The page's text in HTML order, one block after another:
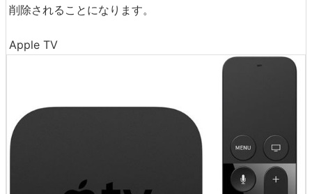
削除されることになります。
Apple TV